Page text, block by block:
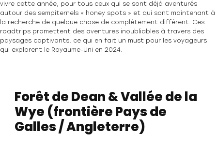
vivre cette année, pour tous ceux qui se sont déjà aventurés
autour des sempiternels « honey spots » et qui sont maintenant à
la recherche de quelque chose de complètement différent. Ces
roadtrips promettent des aventures inoubliables à travers des
paysages captivants, ce qui en fait un must pour les voyageurs
qui explorent le Royaume-Uni en 2024.
Forêt de Dean & Vallée de la
Wye (frontière Pays de
Galles / Angleterre)